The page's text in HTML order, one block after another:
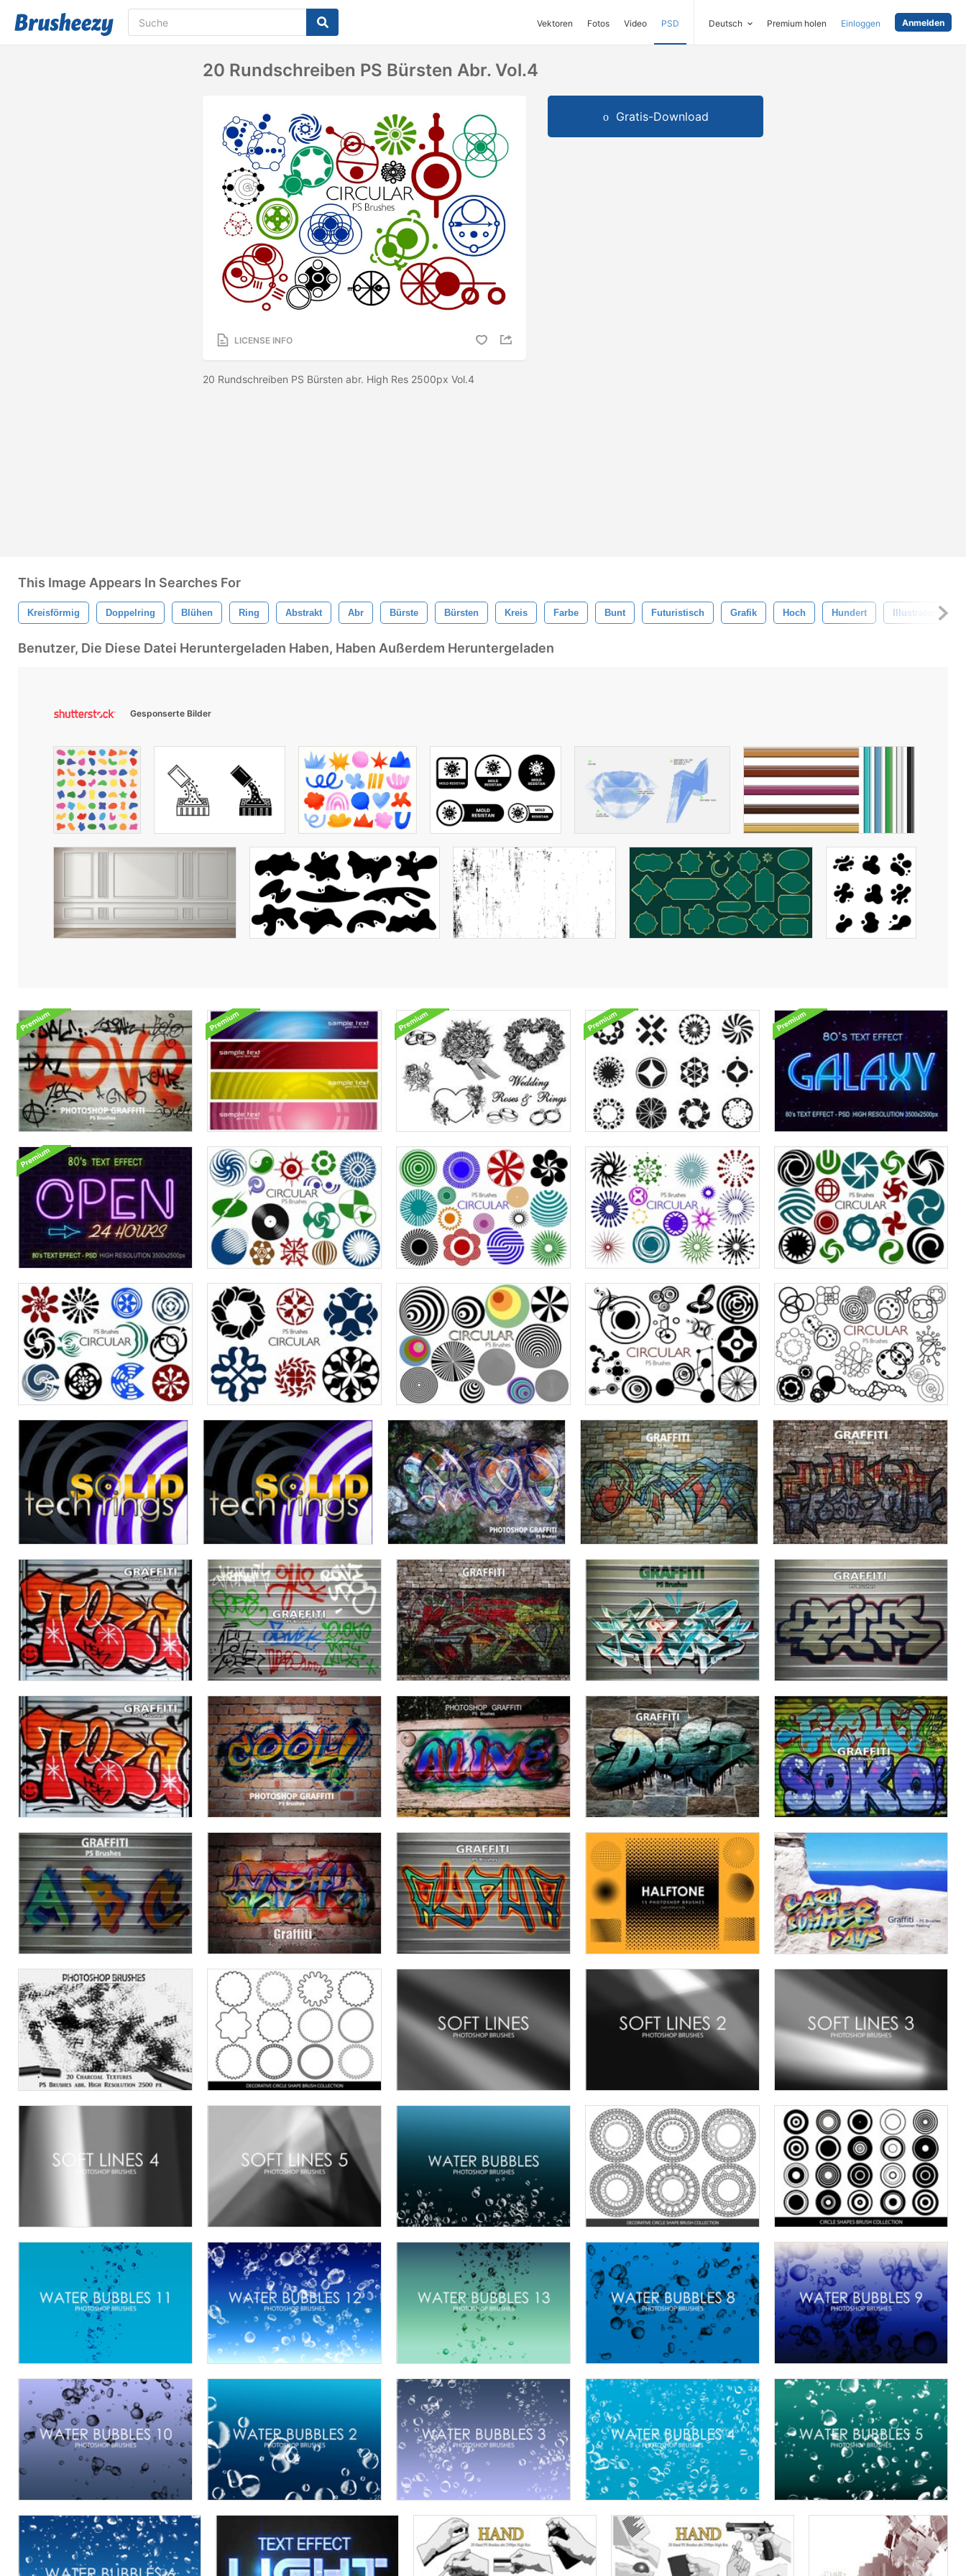
Vektoren Fotos Video PSD Deutsch Premium holen Einloggen Anmelden
20 Rundschreiben PS Bürsten Abr. Vol.4
LICENSE INFO
20 Rundschreiben PS Bürsten abr. High Res 2500px Vol.4
Gratis-Download
This Image Appears In Searches For
Kreisförmig Doppelring Blühen Ring Abstrakt Abr Bürste Bürsten Kreis Farbe Bunt Futuristisch Grafik Hoch Hundert Illustrator
Benutzer, Die Diese Datei Heruntergeladen Haben, Haben Außerdem Heruntergeladen
Gesponserte Bilder